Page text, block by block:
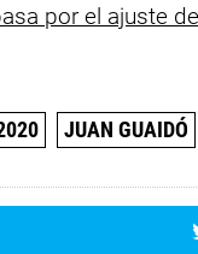
por el ajuste
JUAN GUAIDÓ